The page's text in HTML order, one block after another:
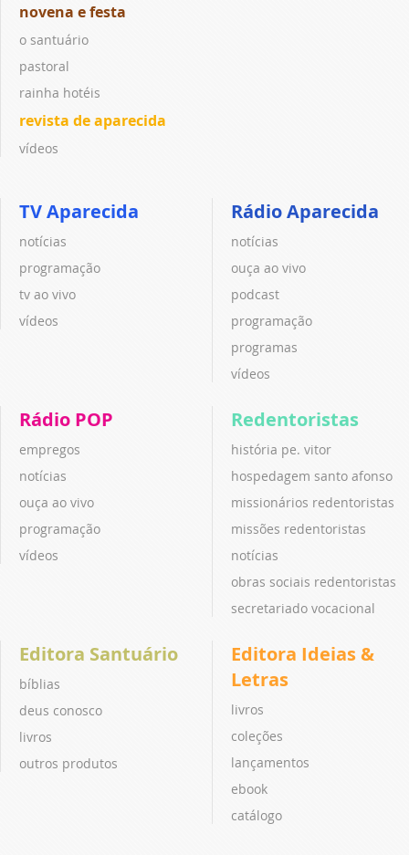
novena e festa
o santuário
pastoral
rainha hotéis
revista de aparecida
vídeos
TV Aparecida
notícias
programação
tv ao vivo
vídeos
Rádio Aparecida
notícias
ouça ao vivo
podcast
programação
programas
vídeos
Rádio POP
empregos
notícias
ouça ao vivo
programação
vídeos
Redentoristas
história pe. vitor
hospedagem santo afonso
missionários redentoristas
missões redentoristas
notícias
obras sociais redentoristas
secretariado vocacional
Editora Santuário
bíblias
deus conosco
livros
outros produtos
Editora Ideias &
Letras
livros
coleções
lançamentos
ebook
catálogo